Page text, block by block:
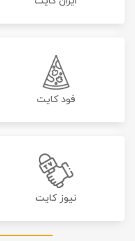
فود کایت
نیوز کایت